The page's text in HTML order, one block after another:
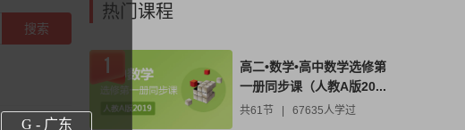
搜索
热门课程
高二•数学•高中数学选修第
一册同步课（人教A版20...
共61节 | 67635人学过
G - 广东